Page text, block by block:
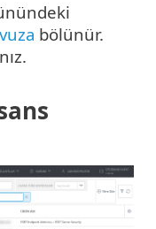
bölünür.